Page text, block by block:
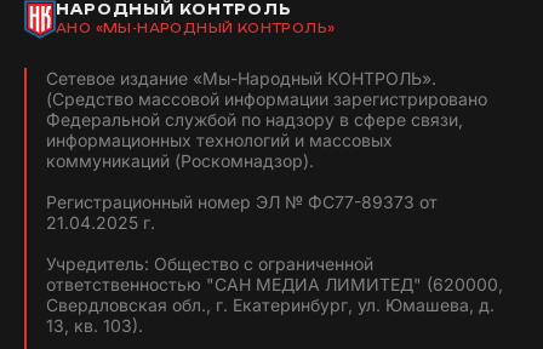
НАРОДНЫЙ КОНТРОЛЬ
АНО «МЫ-НАРОДНЫЙ КОНТРОЛЬ»
Сетевое издание «Мы-Народный КОНТРОЛЬ».
(Средство массовой информации зарегистрировано
Федеральной службой по надзору в сфере связи,
информационных технологий и массовых
коммуникаций (Роскомнадзор).
Регистрационный номер ЭЛ № ФС77-89373 от
21.04.2025 г.
Учредитель: Общество с ограниченной
ответственностью "САН МЕДИА ЛИМИТЕД" (620000,
Свердловская обл., г. Екатеринбург, ул. Юмашева, д.
13, кв. 103).